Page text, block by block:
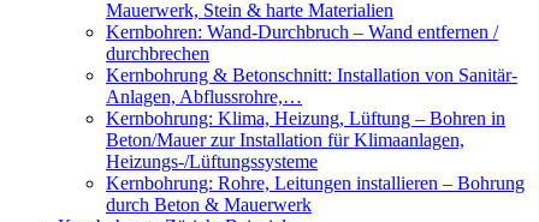
Mauerwerk, Stein & harte Materialien
Kernbohren: Wand-Durchbruch – Wand entfernen /
durchbrechen
Kernbohrung & Betonschnitt: Installation von Sanitär-
Anlagen, Abflussrohre,…
Kernbohrung: Klima, Heizung, Lüftung – Bohren in
Beton/Mauer zur Installation für Klimaanlagen,
Heizungs-/Lüftungssysteme
Kernbohrung: Rohre, Leitungen installieren – Bohrung
durch Beton & Mauerwerk